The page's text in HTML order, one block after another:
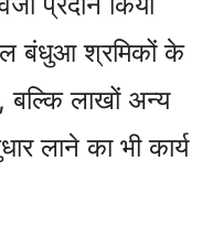
बंधुआ श्रमिकों के
बल्कि लाखों अन्य
लाने का भी कार्य